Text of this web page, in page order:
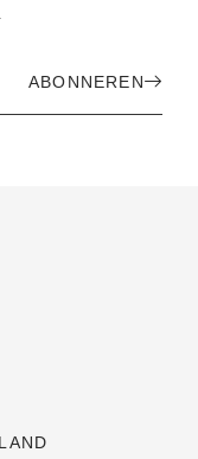
ABONNEREN